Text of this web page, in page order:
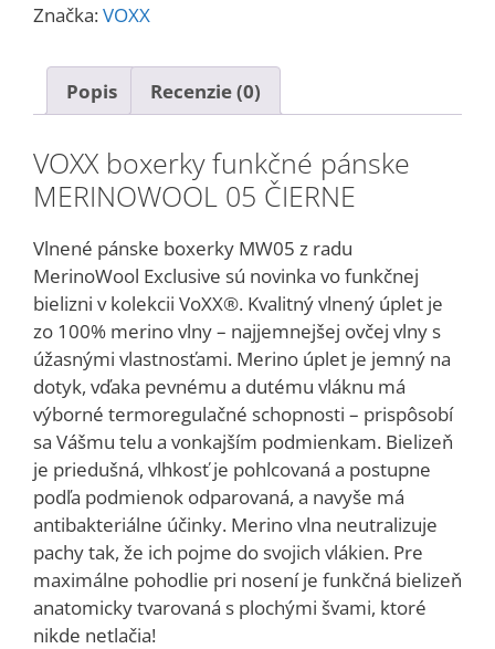
Značka:VOXX
Popis Recenzie (0)
VOXX boxerky funkčné pánske
MERINOWOOL 05 ČIERNE
Vlnené pánske boxerky MW05 z radu
MerinoWool Exclusive sú novinka vo funkčnej
bielizni v kolekcii VoXX®. Kvalitný vlnený úplet je
zo 100% merino vlny – najjemnejšej ovčej vlny s
úžasnými vlastnosťami. Merino úplet je jemný na
dotyk, vďaka pevnému a dutému vláknu má
výborné termoregulačné schopnosti – prispôsobí
sa Vášmu telu a vonkajším podmienkam. Bielizeň
je priedušná, vlhkosť je pohlcovaná a postupne
podľa podmienok odparovaná, a navyše má
antibakteriálne účinky. Merino vlna neutralizuje
pachy tak, že ich pojme do svojich vlákien. Pre
maximálne pohodlie pri nosení je funkčná bielizeň
anatomicky tvarovaná s plochými švami, ktoré
nikde netlačia!